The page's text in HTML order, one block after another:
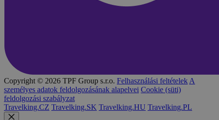
Copyright © 2026 TPF Group s.r.o. Felhasználási feltételek A
személyes adatok feldolgozásának alapelvei Cookie (süti)
feldolgozási szabályzat
Travelking.CZ Travelking.SK Travelking.HU Travelking.PL